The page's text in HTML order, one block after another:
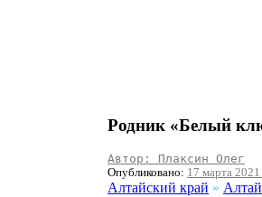
Родник «Белый
Автор: Плаксин Олег
Опубликовано: 17 марта 2021
Алтайский край »